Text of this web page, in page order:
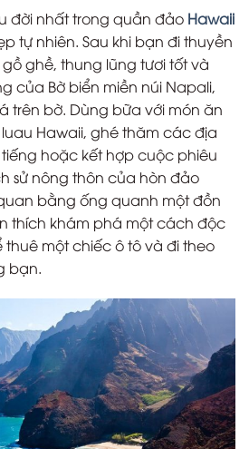
đời nhất trong quần đảo Hawaii
tự nhiên. Sau khi bạn đi thuyền
ghề, thung lũng tươi tốt và
của Bờ biển miền núi Napali,
trên bờ. Dùng bữa với món ăn
Hawaii, ghé thăm các địa
hoặc kết hợp cuộc phiêu
sử nông thôn của hòn đảo
bằng ống quanh một đồn
thích khám phá một cách độc
một chiếc ô tô và đi theo
bạn.